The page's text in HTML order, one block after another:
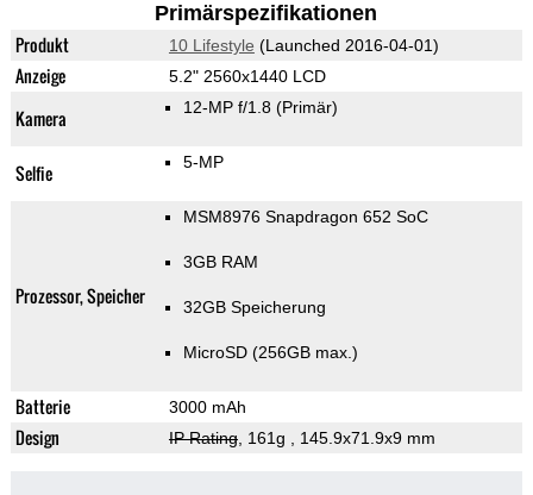
Primärspezifikationen
Produkt 10 Lifestyle (Launched 2016-04-01)
Anzeige 5.2" 2560x1440 LCD
Kamera 12-MP f/1.8 (Primär)
Selfie 5-MP
Prozessor, Speicher
MSM8976 Snapdragon 652 SoC
3GB RAM
32GB Speicherung
MicroSD (256GB max.)
Batterie 3000 mAh
Design IP Rating, 161g , 145.9x71.9x9 mm